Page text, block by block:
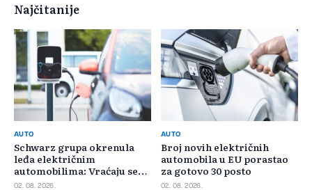
Najčitanije
AUTO
Schwarz grupa okrenula
leđa električnim
automobilima: Vraćaju se
benzincima i dizelašima
02. 08. 2026.
AUTO
Broj novih električnih
automobila u EU porastao
za gotovo 30 posto
02. 08. 2026.